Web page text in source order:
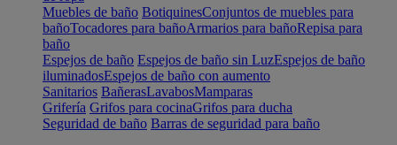
Muebles de baño BotiquinesConjuntos de muebles para
bañoTocadores para bañoArmarios para bañoRepisa para
baño
Espejos de baño Espejos de baño sin LuzEspejos de baño
iluminadosEspejos de baño con aumento
Sanitarios BañerasLavabosMamparas
Grifería Grifos para cocinaGrifos para ducha
Seguridad de baño Barras de seguridad para baño